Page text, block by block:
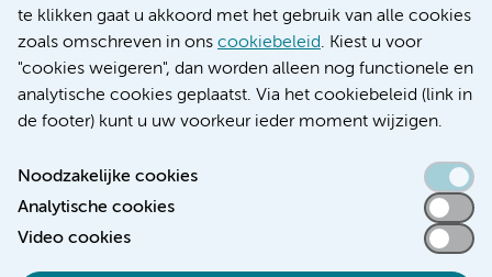
te klikken gaat u akkoord met het gebruik van alle cookies
zoals omschreven in ons cookiebeleid. Kiest u voor
"cookies weigeren", dan worden alleen nog functionele en
analytische cookies geplaatst. Via het cookiebeleid (link in
de footer) kunt u uw voorkeur ieder moment wijzigen.
Noodzakelijke cookies
Analytische cookies
Video cookies
Toegankelijkheidsverklaring
Responsible disclosure